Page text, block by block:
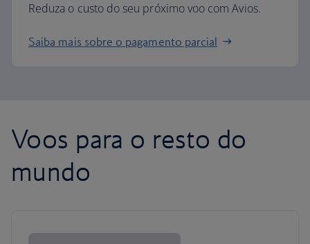
Reduza o custo do seu próximo voo com Avios.
Saiba mais sobre o pagamento parcial
Voos para o resto do
mundo